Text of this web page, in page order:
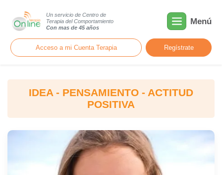
Un servicio de Centro de
Terapia del Comportamiento
Con mas de 45 años
Menú
Acceso a mi Cuenta Terapia Regístrate
IDEA - PENSAMIENTO - ACTITUD
POSITIVA